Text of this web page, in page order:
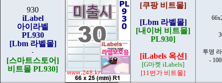
930
iLabel
아이라벨
PL930
[Lbm 라벨몰]
-
[스마트스토어]
비트몰 PL930]
[쿠팡 비트몰]
[Lbm 라벨몰]
[내이버 비트몰]
PL930]
[iLabels 옥션]
[G마켓 iLabels]
[11번가 비트몰]
투명
-